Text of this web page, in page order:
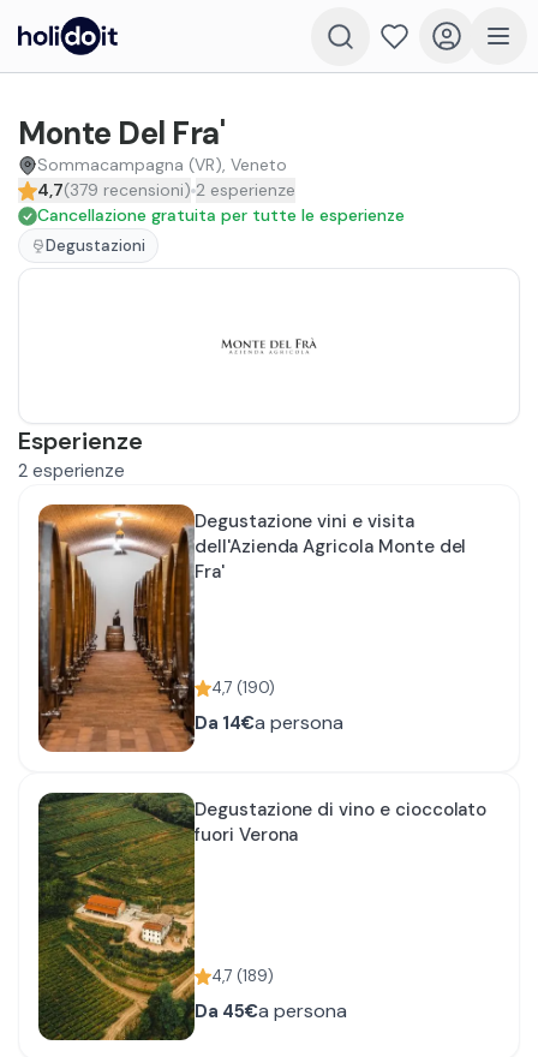
Monte Del Fra'
Sommacampagna (VR), Veneto
4,7(379 recensioni) 2 esperienze
Cancellazione gratuita per tutte le esperienze
Degustazioni
Esperienze
2 esperienze
Degustazione vini e visita
dell'Azienda Agricola Monte del
Fra'
4,7 (190)
Da 14€a persona
Degustazione di vino e cioccolato
fuori Verona
4,7 (189)
Da 45€a persona